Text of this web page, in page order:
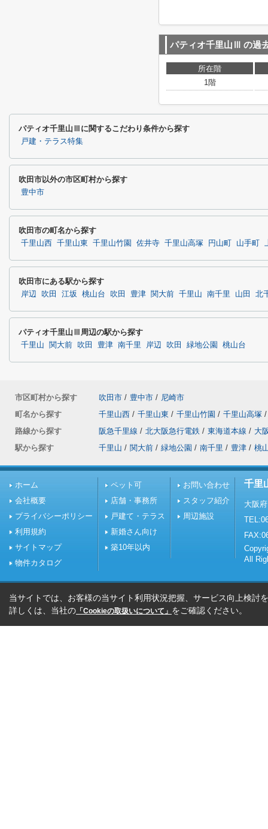
パティオ千里山Ⅲ の過
所在階
1階
パティオ千里山Ⅲに関するこだわり条件から探す
戸建・テラス特集
吹田市以外の市区町村から探す
豊中市
吹田市の町名から探す
千里山西 千里山東 千里山竹園 佐井寺 千里山高塚 円山町 山手町
吹田市にある駅から探す
岸辺 吹田 江坂 桃山台 吹田 豊津 関大前 千里山 南千里 山田 北
パティオ千里山Ⅲ周辺の駅から探す
千里山 関大前 吹田 豊津 南千里 岸辺 吹田 緑地公園 桃山台
市区町村から探す 吹田市 / 豊中市 / 尼崎市
町名から探す
千里山西 / 千里山東 / 千里山竹園 / 千里山高塚 /
路線から探す
阪急千里線 / 北大阪急行電鉄 / 東海道本線 / 大
駅から探す
千里山 / 関大前 / 緑地公園 / 南千里 / 豊津 / 桃
ホーム
会社概要
プライバシーポリシー
利用規約
サイトマップ
物件カタログ
ペット可
店舗・事務所
戸建て・テラス
新婚さん向け
築10年以内
お問い合わせ
スタッフ紹介
周辺施設
千里
大阪
All
当サイトでは、お客様の当サイト利用状況把握、サービス向上検討
詳しくは、当社の 「Cookieの取扱いについて」 をご確認ください。